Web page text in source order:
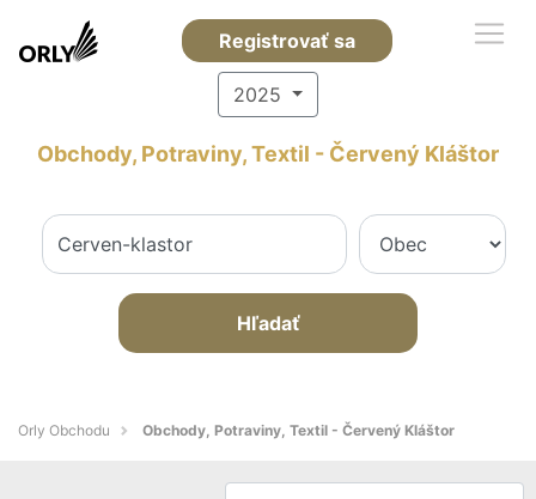
Registrovať sa
2025
Obchody, Potraviny, Textil - Červený Kláštor
Hľadať
Orly Obchodu Obchody, Potraviny, Textil - Červený Kláštor